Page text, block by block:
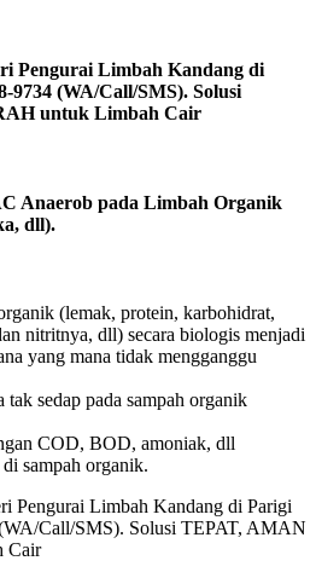
Pengurai Limbah Kandang di
9734 (WA/Call/SMS). Solusi
untuk Limbah Cair
Anaerob pada Limbah Organik
dll).
(lemak, protein, karbohidrat,
nitritnya, dll) secara biologis menjadi
yang mana tidak mengganggu
sedap pada sampah organik
COD, BOD, amoniak, dll
sampah organik.